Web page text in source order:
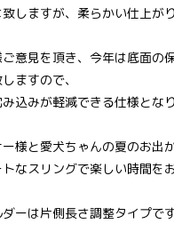
しますが、柔らかい仕上が
意見を頂き、今年は底面の
ますので、
み込みが軽減できる仕様とな
ー様と愛犬ちゃんの夏のお出
なスリングで楽しい時間を
ーは片側長さ調整タイプで